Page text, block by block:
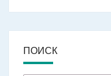
ПОИСК